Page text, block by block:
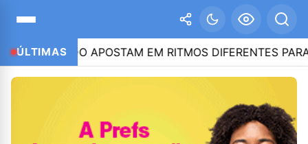
ÚLTIMAS
APOSTAM EM RITMOS DIFERENTES PARA